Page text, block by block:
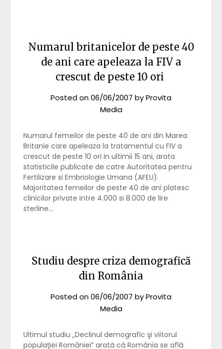
Numarul britanicelor de peste 40
de ani care apeleaza la FIV a
crescut de peste 10 ori
Posted on06/06/2007 byProvita
Media
Numarul femeilor de peste 40 de ani din Marea
Britanie care apeleaza la tratamentul cu FIV a
crescut de peste 10 ori in ultimii 15 ani, arata
statisticile publicate de catre Autoritatea pentru
Fertilizare si Embriologie Umana (AFEU).
Majoritatea femeilor de peste 40 de ani platesc
clinicilor private intre 4.000 si 8.000 de lire
sterline…
Studiu despre criza demografică
din România
Posted on06/06/2007 byProvita
Media
Ultimul studiu „Declinul demografic şi viitorul
populaţiei României” arată că România se află